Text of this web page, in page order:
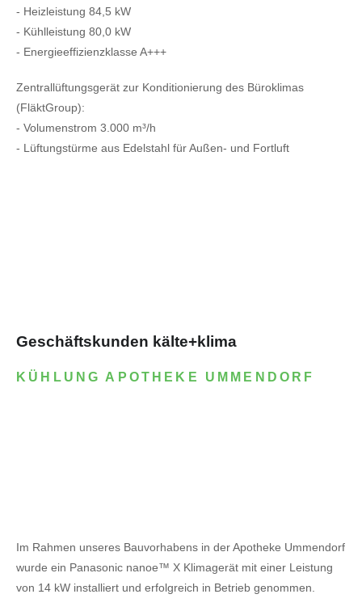
- Heizleistung 84,5 kW
- Kühlleistung 80,0 kW
- Energieeffizienzklasse A+++
Zentrallüftungsgerät zur Konditionierung des Büroklimas
(FläktGroup):
- Volumenstrom 3.000 m³/h
- Lüftungstürme aus Edelstahl für Außen- und Fortluft
Geschäftskunden kälte+klima
KÜHLUNG APOTHEKE UMMENDORF
Im Rahmen unseres Bauvorhabens in der Apotheke Ummendorf
wurde ein Panasonic nanoe™ X Klimagerät mit einer Leistung
von 14 kW installiert und erfolgreich in Betrieb genommen.